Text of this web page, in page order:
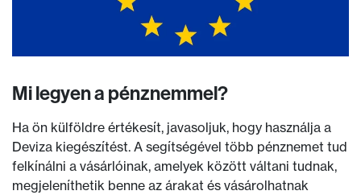
Mi legyen a pénznemmel?
Ha ön külföldre értékesít, javasoljuk, hogy használja a
Deviza kiegészítést. A segítségével több pénznemet tud
felkínálni a vásárlóinak, amelyek között váltani tudnak,
megjeleníthetik benne az árakat és vásárolhatnak